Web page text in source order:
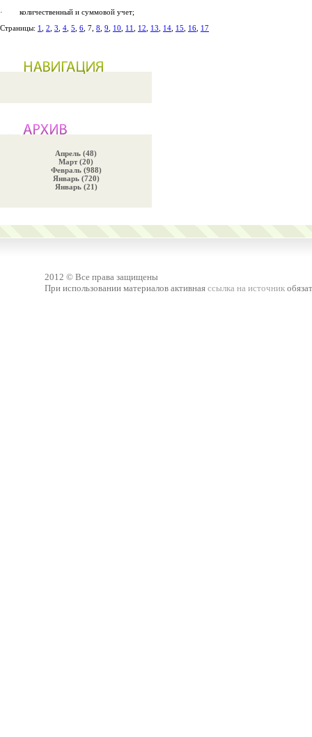
· количественный и суммовой учет;
Страницы: 1 2 3 4 5 6 , 7, 8 9 10 11 12 13 14 15 16 17
Апрель (48)
Март (20)
Февраль (988)
Январь (720)
Январь (21)
2012 © Все права защищены
При использовании материалов активная ссылка на источник